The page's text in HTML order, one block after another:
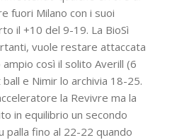
fuori Milano con i suoi
il +10 del 9-19. La BioSì
vuole restare attaccata
così il solito Averill (6
e Nimir lo archivia 18-25.
la Revivre ma la
in equilibrio un secondo
palla fino al 22-22 quando